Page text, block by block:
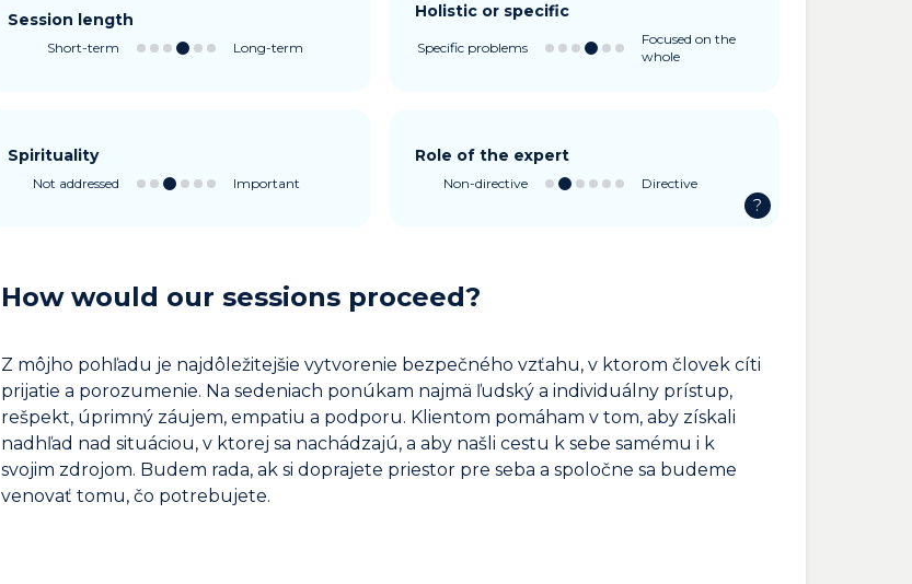
Session length
Short-term Long-term
Holistic or specific
Specific problems
Focused on the
whole
Spirituality
Not addressed Important
Role of the expert
Non-directive Directive
?
How would our sessions proceed?
Z môjho pohľadu je najdôležitejšie vytvorenie bezpečného vzťahu, v ktorom človek cíti
prijatie a porozumenie. Na sedeniach ponúkam najmä ľudský a individuálny prístup,
rešpekt, úprimný záujem, empatiu a podporu. Klientom pomáham v tom, aby získali
nadhľad nad situáciou, v ktorej sa nachádzajú, a aby našli cestu k sebe samému i k
svojim zdrojom. Budem rada, ak si doprajete priestor pre seba a spoločne sa budeme
venovať tomu, čo potrebujete.